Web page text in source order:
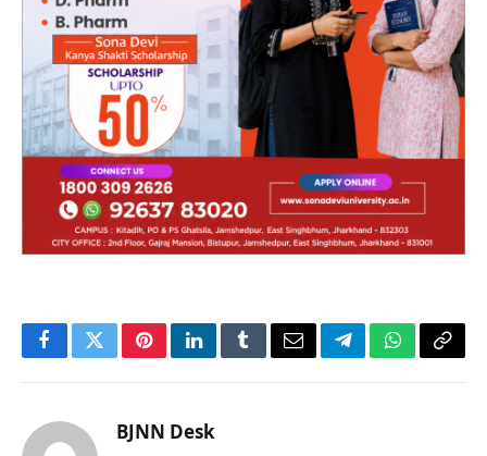
FacebookTwitterPinterestLinkedInTumblrEmailTelegramWhatsApp
Copy
BJNN Desk